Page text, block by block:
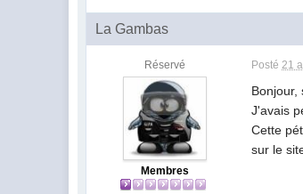
La Gambas
Réservé
Membres
Posté21
Bonjour,
J'avais
Cette
sur le